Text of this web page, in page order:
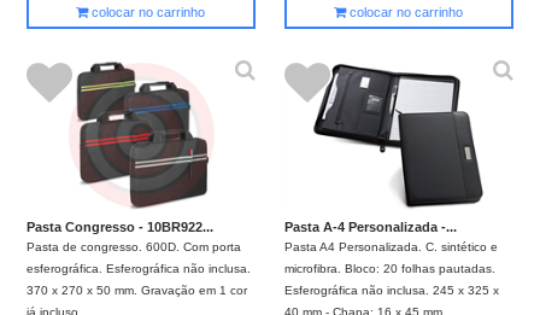
colocar no carrinho colocar no carrinho
Pasta Congresso - 10BR922...
Pasta de congresso. 600D. Com porta
esferográfica. Esferográfica não inclusa.
370 x 270 x 50 mm. Gravação em 1 cor
já incluso.
Pasta A-4 Personalizada -...
Pasta A4 Personalizada. C. sintético e
microfibra. Bloco: 20 folhas pautadas.
Esferográfica não inclusa. 245 x 325 x
40 mm - Chapa: 16 x 45 mm.